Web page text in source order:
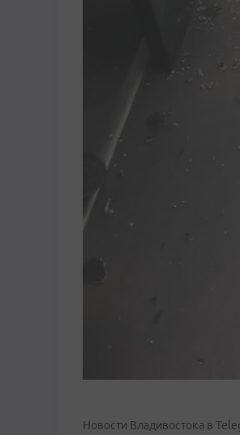
Новости Владивостока в